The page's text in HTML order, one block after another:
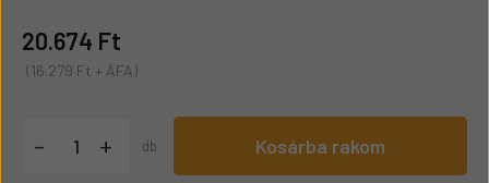
20.674 Ft
(16.279 Ft + ÁFA)
- + db Kosárba rakom